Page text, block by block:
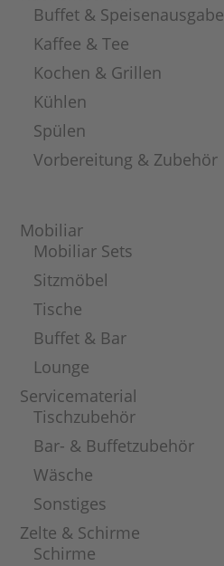
Buffet & Speisenausgabe
Kaffee & Tee
Kochen & Grillen
Kühlen
Spülen
Vorbereitung & Zubehör
Mobiliar
Mobiliar Sets
Sitzmöbel
Tische
Buffet & Bar
Lounge
Servicematerial
Tischzubehör
Bar- & Buffetzubehör
Wäsche
Sonstiges
Zelte & Schirme
Schirme